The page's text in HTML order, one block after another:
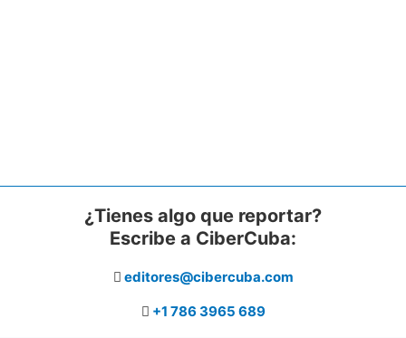
¿Tienes algo que reportar?
Escribe a CiberCuba:
editores@cibercuba.com
+1 786 3965 689